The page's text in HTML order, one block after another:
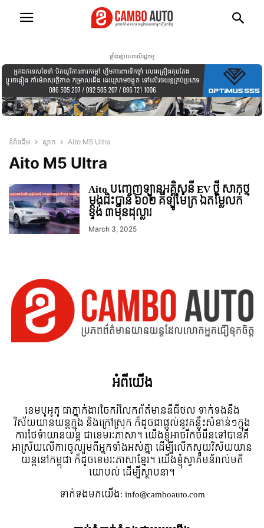
ផ្ទាំងផ្សាយពាណិជ្ជកម្ម
ទំព័រដើម ស្លាក Aito M5 Ultra
Aito M5 Ultra
Aito បញ្ចេញឡានអគ្គិសនី EV ថ្មី សាកថ្ម
ម្តងជិះបាន ៦០២ គីឡូម៉ែត្រ ឯតម្លៃលក់
ខ្ទង់ ៣មុឺនដុល្លារ
March 3, 2025
អំពី​យើង
ខេមបូអូតូ ជាភ្នាក់ងារចែករំលែកព័ត៍មានឌីជីថល ទាក់ទងនឹង
វិស័យយានយន្តក្នុង និងក្រៅស្រុក ក៏ដូចជាផ្តល់នូវគន្លឹះសំខាន់ៗក្នុង
ការថែទំាយានយន្ត ជាខេមរៈភាសា។ យើងខ្ញុំអាចរីកចំរើនទៅបានគឺ
អាស្រ័យលើការចូលរួមពីអ្នកទាំងអស់គ្នា ដើម្បីលើកស្ទួយវិស័យយាន
យន្តនៅកម្ពុជា ក៏ដូចខេមរៈភាសាខ្មែរ។ យើងខ្ញុំស្វាគមន៌រាល់មតិ
យោបល់ ដើម្បីស្ថាបនា។
ទាក់ទង​មក​យើង:info@camboauto.com